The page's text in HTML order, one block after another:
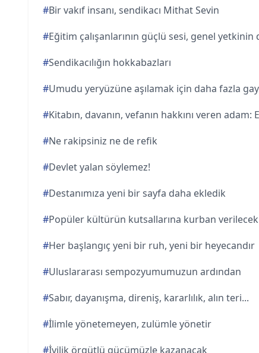
#Bir vakıf insanı, sendikacı Mithat Sevin
#Eğitim çalışanlarının güçlü sesi, genel
#Sendikacılığın hokkabazları
#Umudu yeryüzüne aşılamak için daha fazla
#Kitabın, davanın, vefanın hakkını veren adam:
#Ne rakipsiniz ne de refik
#Devlet yalan söylemez!
#Destanımıza yeni bir sayfa daha ekledik
#Popüler kültürün kutsallarına kurban verilecek
#Her başlangıç yeni bir ruh, yeni bir heyecandır
#Uluslararası sempozyumumuzun ardından
#Sabır, dayanışma, direniş, kararlılık, alın teri...
#İlimle yönetemeyen, zulümle yönetir
#İyilik örgütlü gücümüzle kazanacak